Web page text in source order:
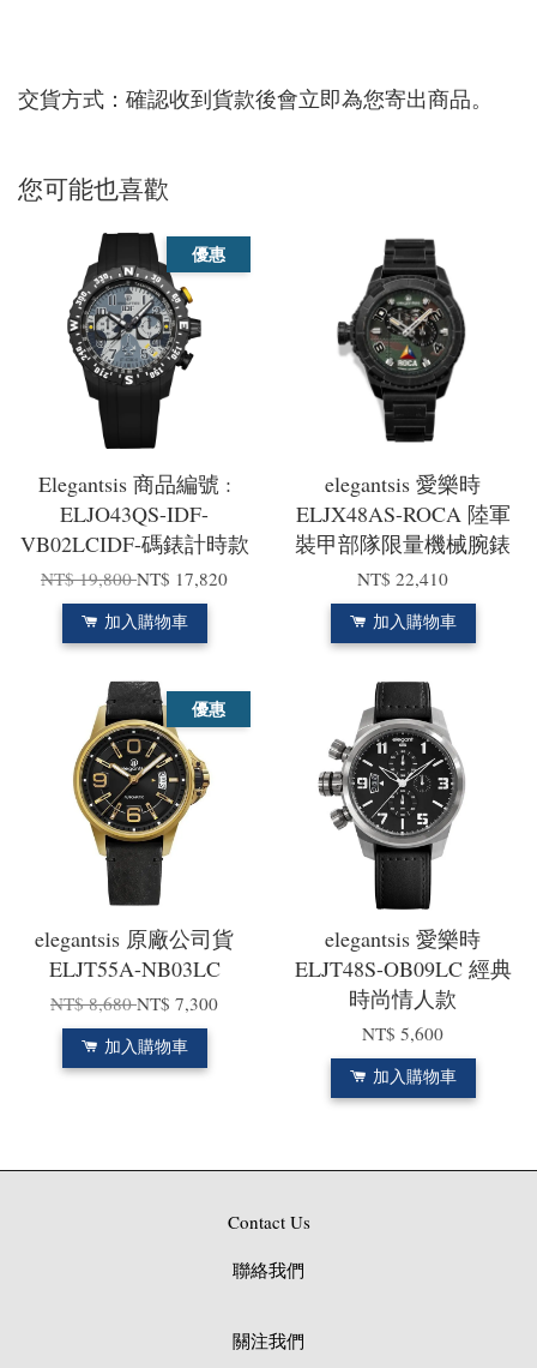
交貨方式：確認收到貨款後會立即為您寄出商品。
您可能也喜歡
優惠
Elegantsis 商品編號 :
ELJO43QS-IDF-
VB02LCIDF-碼錶計時款
NT$ 19,800NT$ 17,820
加入購物車
elegantsis 愛樂時
ELJX48AS-ROCA 陸軍
裝甲部隊限量機械腕錶
NT$ 22,410
加入購物車
優惠
elegantsis 原廠公司貨
ELJT55A-NB03LC
NT$ 8,680NT$ 7,300
加入購物車
elegantsis 愛樂時
ELJT48S-OB09LC 經典
時尚情人款
NT$ 5,600
加入購物車
Contact Us
聯絡我們
關注我們